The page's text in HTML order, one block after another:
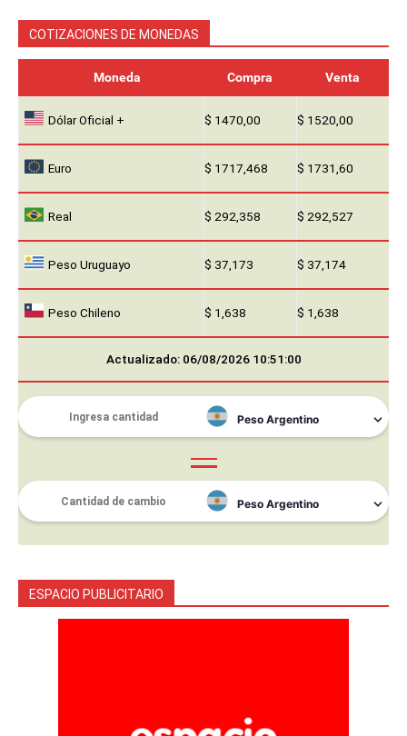
COTIZACIONES DE MONEDAS
Moneda Compra Venta
Dólar Oficial + $ 1470,00 $ 1520,00
Euro $ 1717,468 $ 1731,60
Real $ 292,358 $ 292,527
Peso Uruguayo $ 37,173 $ 37,174
Peso Chileno $ 1,638 $ 1,638
Actualizado: 06/08/2026 10:51:00
ESPACIO PUBLICITARIO